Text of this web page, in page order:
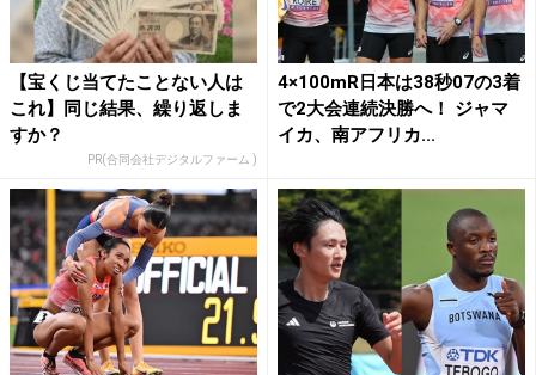
【宝くじ当てたことない人は
これ】同じ結果、繰り返しま
すか？
PR(合同会社デジタルファーム )
4×100mR日本は38秒07の3着
で2大会連続決勝へ！ ジャマ
イカ、南アフリカ...